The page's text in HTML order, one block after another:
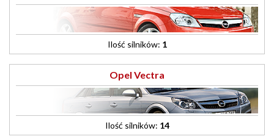
Ilość silników: 1
Opel Vectra
Ilość silników: 14